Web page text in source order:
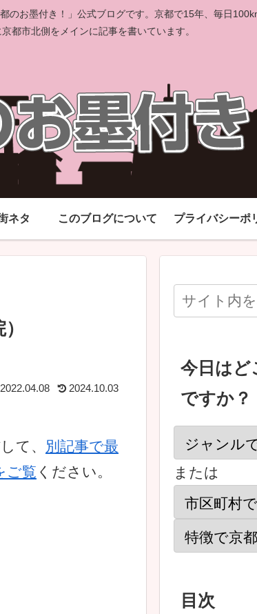
お墨付き！」公式ブログです。京都で15年、毎日
都市北側をメインに記事を書いています。
ネタ このブログについて プライバシーポ
2022.04.08 2024.10.03
て、 別記事で最
ご覧 ください。
今日はど
ですか？
または
目次